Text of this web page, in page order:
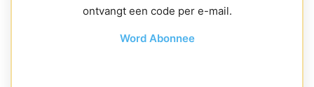
ontvangt een code per e-mail.
Word Abonnee